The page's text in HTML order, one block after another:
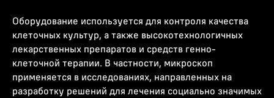
Оборудование используется для контроля качества
клеточных культур, а также высокотехнологичных
лекарственных препаратов и средств генно-
клеточной терапии. В частности, микроскоп
применяется в исследованиях, направленных на
разработку решений для лечения социально значимых